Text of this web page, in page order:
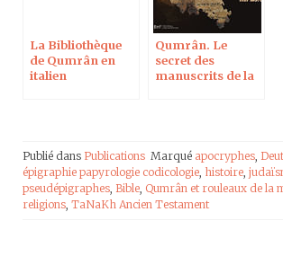
La Bibliothèque
de Qumrân en
italien
Qumrân. Le
secret des
manuscrits de la
Publié dans Publications Marqué apocryphes,
épigraphie papyrologie codicologie, histoire,
pseudépigraphes, Bible, Qumrân et rouleaux de la
religions, TaNaKh Ancien Testament